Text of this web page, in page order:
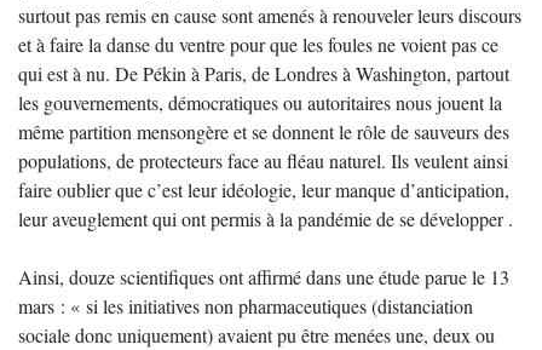
surtout pas remis en cause sont amenés à renouveler leurs discours
et à faire la danse du ventre pour que les foules ne voient pas ce
qui est à nu. De Pékin à Paris, de Londres à Washington, partout
les gouvernements, démocratiques ou autoritaires nous jouent la
même partition mensongère et se donnent le rôle de sauveurs des
populations, de protecteurs face au fléau naturel. Ils veulent ainsi
faire oublier que c’est leur idéologie, leur manque d’anticipation,
leur aveuglement qui ont permis à la pandémie de se développer .
Ainsi, douze scientifiques ont affirmé dans une étude parue le 13
mars : « si les initiatives non pharmaceutiques (distanciation
sociale donc uniquement) avaient pu être menées une, deux ou